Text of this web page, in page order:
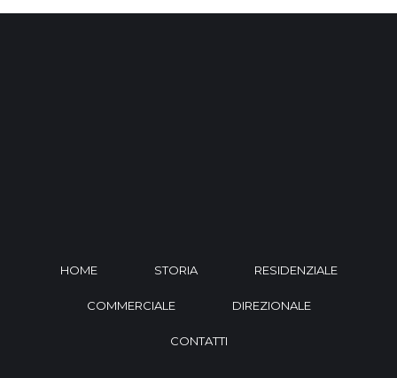
HOME STORIA RESIDENZIALE
COMMERCIALE DIREZIONALE
CONTATTI